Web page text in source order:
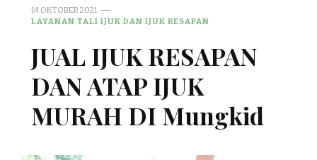
14 OKTOBER 2021
LAYANAN TALI IJUK DAN IJUK RESAPAN
JUAL IJUK RESAPAN
DAN ATAP IJUK
MURAH DI Mungkid